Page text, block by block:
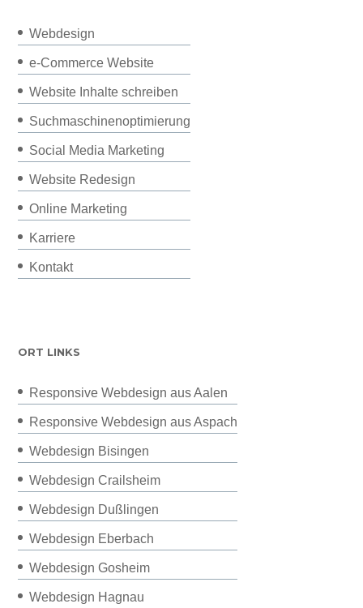
Webdesign
e-Commerce Website
Website Inhalte schreiben
Suchmaschinenoptimierung
Social Media Marketing
Website Redesign
Online Marketing
Karriere
Kontakt
ORT LINKS
Responsive Webdesign aus Aalen
Responsive Webdesign aus Aspach
Webdesign Bisingen
Webdesign Crailsheim
Webdesign Dußlingen
Webdesign Eberbach
Webdesign Gosheim
Webdesign Hagnau